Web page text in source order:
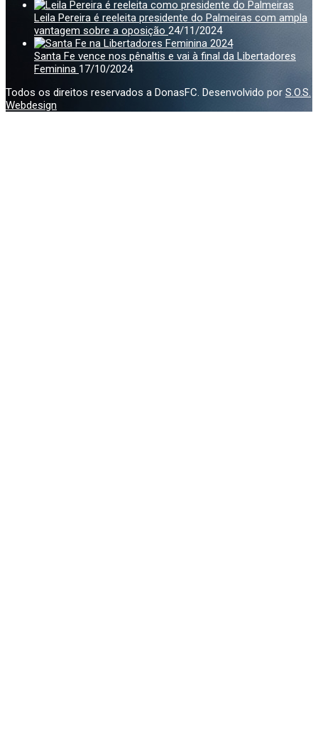
Leila Pereira é reeleita presidente do Palmeiras com ampla
vantagem sobre a oposição 24/11/2024
Santa Fe vence nos pênaltis e vai à final da Libertadores
Feminina 17/10/2024
Todos os direitos reservados a DonasFC. Desenvolvido por S.O.S.
Webdesign